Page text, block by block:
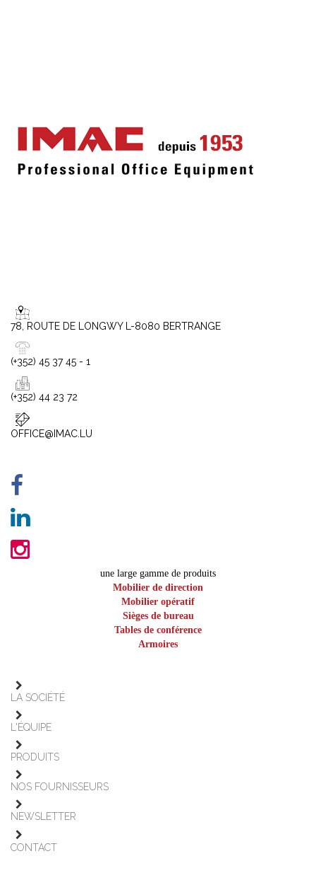
78, ROUTE DE LONGWY L-8080 BERTRANGE
(+352) 45 37 45 - 1
(+352) 44 23 72
OFFICE@IMAC.LU
une large gamme de produits
Mobilier de direction
Mobilier opératif
Sièges de bureau
Tables de conférence
Armoires
LA SOCIÉTÉ
L'ÉQUIPE
PRODUITS
NOS FOURNISSEURS
NEWSLETTER
CONTACT